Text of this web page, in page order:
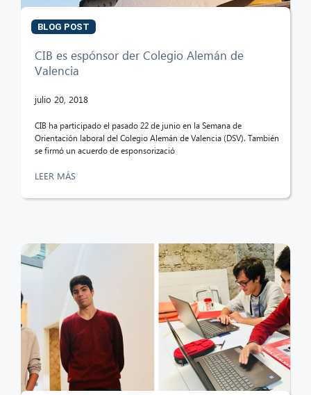
BLOG POST
CIB es espónsor der Colegio Alemán de
Valencia
julio 20, 2018
CIB ha participado el pasado 22 de junio en la Semana de
Orientación laboral del Colegio Alemán de Valencia (DSV). También
se firmó un acuerdo de esponsorizació
LEER MÁS
CIB AI ChatBot